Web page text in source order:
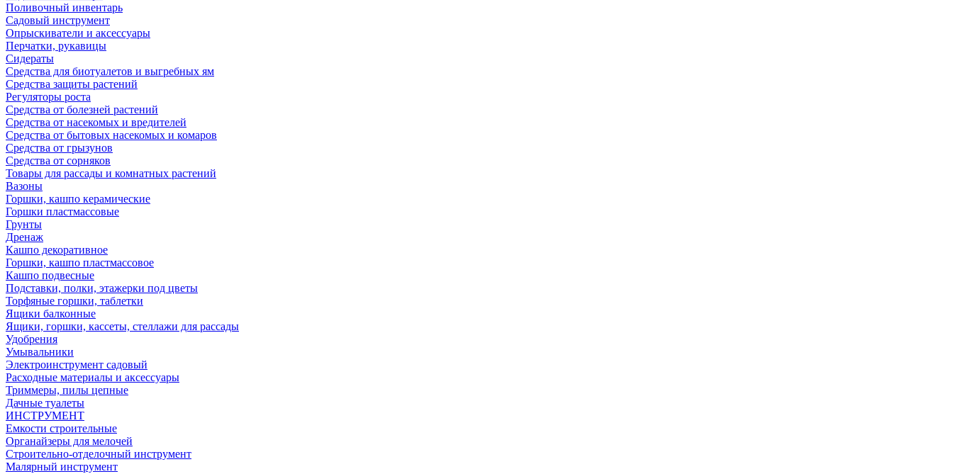
Поливочный инвентарь
Садовый инструмент
Опрыскиватели и аксессуары
Перчатки, рукавицы
Сидераты
Средства для биотуалетов и выгребных ям
Средства защиты растений
Регуляторы роста
Средства от болезней растений
Средства от насекомых и вредителей
Средства от бытовых насекомых и комаров
Средства от грызунов
Средства от сорняков
Товары для рассады и комнатных растений
Вазоны
Горшки, кашпо керамические
Горшки пластмассовые
Грунты
Дренаж
Кашпо декоративное
Горшки, кашпо пластмассовое
Кашпо подвесные
Подставки, полки, этажерки под цветы
Торфяные горшки, таблетки
Ящики балконные
Ящики, горшки, кассеты, стеллажи для рассады
Удобрения
Умывальники
Электроинструмент садовый
Расходные материалы и аксессуары
Триммеры, пилы цепные
Дачные туалеты
ИНСТРУМЕНТ
Емкости строительные
Органайзеры для мелочей
Строительно-отделочный инструмент
Малярный инструмент